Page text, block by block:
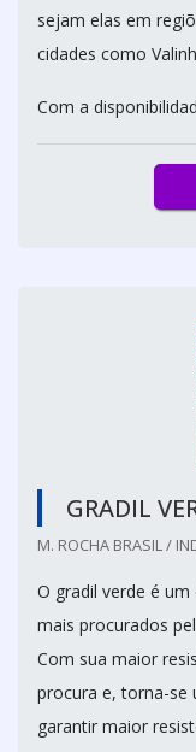
sejam elas em
cidades como
Com a
GRADIL
M. ROCHA BRASIL /
O gradil verde é
mais procurados
Com sua maior
procura e, torna-se
garantir maior